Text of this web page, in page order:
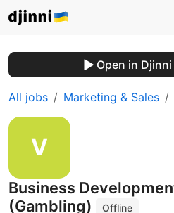
Open in
All jobs Marketing & Sales
Business
(Gambling)
Offline